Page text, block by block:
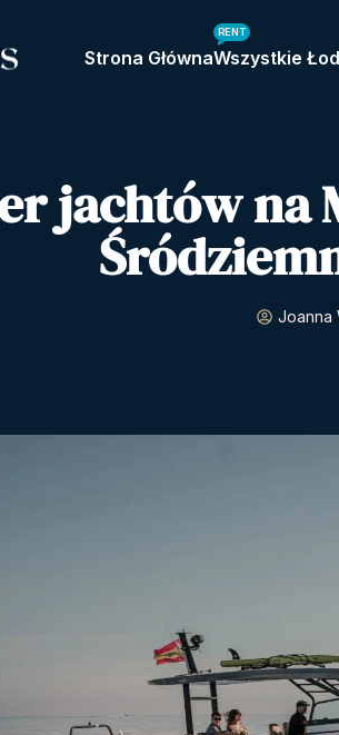
Strona GłównaWszystkie
RENT
jachtów na
Joanna